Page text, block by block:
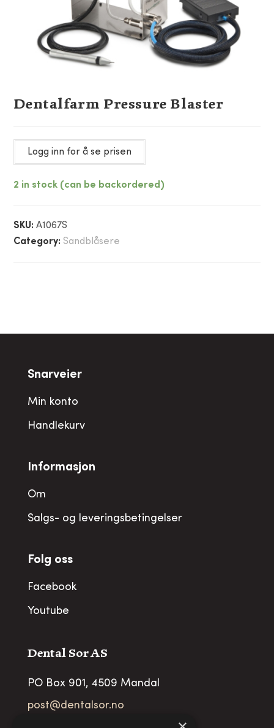
Dentalfarm Pressure Blaster
Logg inn for å se prisen
2 in stock (can be backordered)
SKU:A1067S
Category: Sandblåsere
Snarveier
Min konto
Handlekurv
Informasjon
Om
Salgs- og leveringsbetingelser
Folg oss
Facebook
Youtube
Dental Sor AS
PO Box 901, 4509 Mandal
post@dentalsor.no